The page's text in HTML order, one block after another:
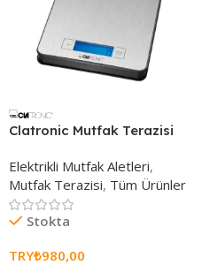
Clatronic Mutfak Terazisi
Elektrikli Mutfak Aletleri,
Mutfak Terazisi, Tüm Ürünler
Stokta
TRY₺980,00